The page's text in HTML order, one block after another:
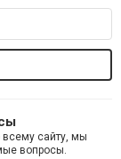
сайту, мы
вопросы.